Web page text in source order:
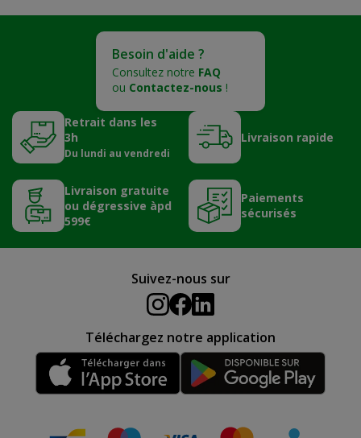
Besoin d'aide ?
Consultez notre FAQ
ou Contactez-nous !
Retrait dans les
3h
Du lundi au vendredi
Livraison rapide
Livraison gratuite
ou dégressive àpd
599€
Paiements
sécurisés
Suivez-nous sur
Téléchargez notre application